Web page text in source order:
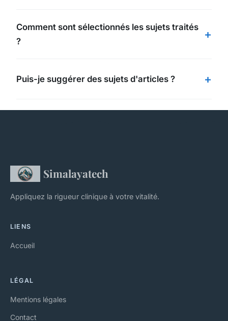
Comment sont sélectionnés les sujets traités
?
Puis-je suggérer des sujets d'articles ?
Simalayatech
Appliquez la rigueur clinique à votre vitalité.
LIENS
Accueil
LÉGAL
Mentions légales
Contact